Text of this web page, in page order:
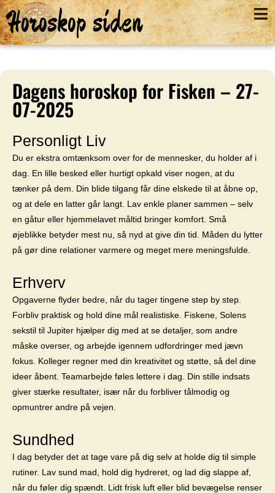
Horoskop siden
Dagens horoskop for Fisken – 27-
07-2025
Personligt Liv
Du er ekstra omtænksom over for de mennesker, du holder af i
dag. En lille besked eller hurtigt opkald viser nogen, at du
tænker på dem. Din blide tilgang får dine elskede til at åbne op,
og at dele en latter går langt. Lav enkle planer sammen – selv
en gåtur eller hjemmelavet måltid bringer komfort. Små
øjeblikke betyder mest nu, så nyd at give din tid. Måden du lytter
på gør dine relationer varmere og meget mere meningsfulde.
Erhverv
Opgaverne flyder bedre, når du tager tingene step by step.
Forbliv praktisk og hold dine mål realistiske. Fiskene, Solens
sekstil til Jupiter hjælper dig med at se detaljer, som andre
måske overser, og arbejde igennem udfordringer med jævn
fokus. Kolleger regner med din kreativitet og støtte, så del dine
ideer åbent. Teamarbejde føles lettere i dag. Din stille indsats
giver stærke resultater, især når du forbliver tålmodig og
opmuntrer andre på vejen.
Sundhed
I dag betyder det at tage vare på dig selv at holde dig til simple
rutiner. Lav sund mad, hold dig hydreret, og lad dig slappe af,
når du føler dig spændt. Lidt frisk luft eller blid bevægelse renser